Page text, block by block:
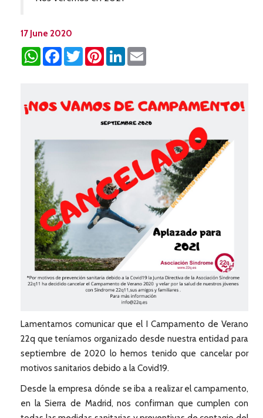
17 June 2020
WhatsAppFacebookTwitterPinterestLinkedIn
Lamentamos comunicar que el I Campamento de Verano
22q que teníamos organizado desde nuestra entidad para
septiembre de 2020 lo hemos tenido que cancelar por
motivos sanitarios debido a la Covid19.
Desde la empresa dónde se iba a realizar el campamento,
en la Sierra de Madrid, nos confirman que cumplen con